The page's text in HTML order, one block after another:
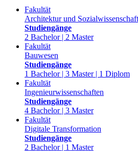
Fakultät
Architektur und
Studiengänge
2 Bachelor | 2 Master
Fakultät
Bauwesen
Studiengänge
1 Bachelor | 3 Master | 1 Diplom
Fakultät
Ingenieurwissenschaften
Studiengänge
4 Bachelor | 3 Master
Fakultät
Digitale Transformation
Studiengänge
2 Bachelor | 1 Master